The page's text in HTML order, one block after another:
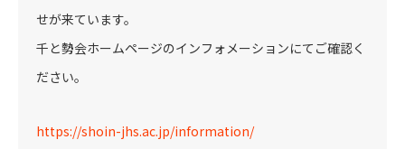
せが来ています。
千と勢会ホームページのインフォメーションにてご確認く
ださい。
https://shoin-jhs.ac.jp/information/